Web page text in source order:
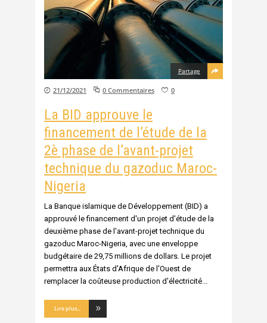
Partage
21/12/2021 0 Commentaires 0
La BID approuve le
financement de l’étude de la
2è phase de l’avant-projet
technique du gazoduc Maroc-
Nigeria
La Banque islamique de Développement (BID) a
approuvé le financement d'un projet d'étude de la
deuxième phase de l'avant-projet technique du
gazoduc Maroc-Nigeria, avec une enveloppe
budgétaire de 29,75 millions de dollars. Le projet
permettra aux États d'Afrique de l'Ouest de
remplacer la coûteuse production d'électricité
Lire plus...